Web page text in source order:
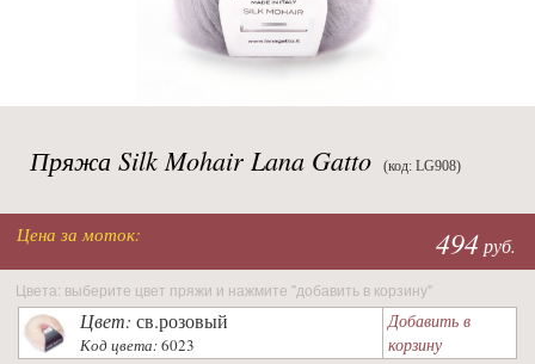
Пряжа Silk Mohair Lana Gatto (код: LG908)
Цена за моток: 494руб.
Цвета: выберите цвет пряжи и нажмите "добавить в корзину"
Цвет: св.розовый
Код цвета:6023
Добавить в
корзину